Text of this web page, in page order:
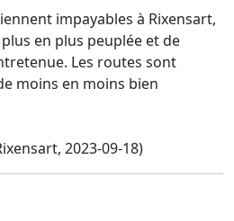
impayables à Rixensart,
en plus peuplée et de
Les routes sont
moins en moins bien
2023-09-18)